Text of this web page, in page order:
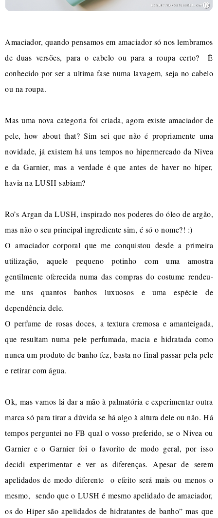
Amaciador, quando pensamos em amaciador só nos lembramos
de duas versões, para o cabelo ou para a roupa certo? É
conhecido por ser a ultima fase numa lavagem, seja no cabelo
ou na roupa.
Mas uma nova categoria foi criada, agora existe amaciador de
pele, how about that? Sim sei que não é propriamente uma
novidade, já existem há uns tempos no hipermercado da Nivea
e da Garnier, mas a verdade é que antes de haver no híper,
havia na LUSH sabiam?
Ro’s Argan da LUSH, inspirado nos poderes do óleo de argão,
mas não o seu principal ingrediente sim, é só o nome?! :)
O amaciador corporal que me conquistou desde a primeira
utilização, aquele pequeno potinho com uma amostra
gentilmente oferecida numa das compras do costume rendeu-
me uns quantos banhos luxuosos e uma espécie de
dependência dele.
O perfume de rosas doces, a textura cremosa e amanteigada,
que resultam numa pele perfumada, macia e hidratada como
nunca um produto de banho fez, basta no final passar pela pele
e retirar com água.
Ok, mas vamos lá dar a mão à palmatória e experimentar outra
marca só para tirar a dúvida se há algo à altura dele ou não. Há
tempos perguntei no FB qual o vosso preferido, se o Nivea ou
Garnier e o Garnier foi o favorito de modo geral, por isso
decidi experimentar e ver as diferenças. Apesar de serem
apelidados de modo diferente o efeito será mais ou menos o
mesmo, sendo que o LUSH é mesmo apelidado de amaciador,
os do Hiper são apelidados de hidratantes de banho” mas que